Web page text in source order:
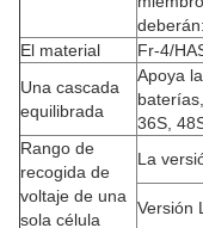
deberán:
El material
Fr-4/
Una cascada
equilibrada
Apoya
36S,
Rango de
recogida de
voltaje de una
sola célula
La
Versión